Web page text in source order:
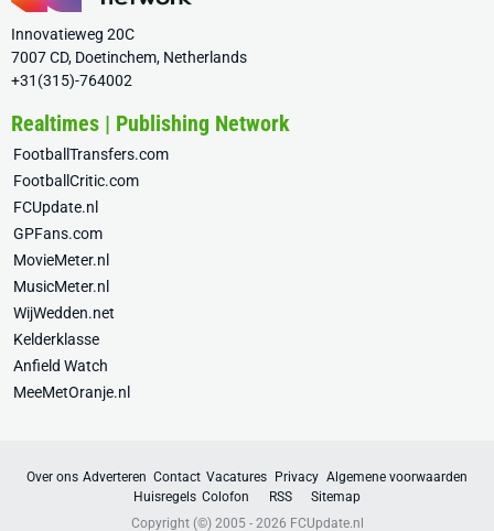
Innovatieweg 20C
7007 CD, Doetinchem, Netherlands
+31(315)-764002
Realtimes | Publishing Network
FootballTransfers.com
FootballCritic.com
FCUpdate.nl
GPFans.com
MovieMeter.nl
MusicMeter.nl
WijWedden.net
Kelderklasse
Anfield Watch
MeeMetOranje.nl
Over ons Adverteren Contact Vacatures Privacy Algemene voorwaarden
Huisregels Colofon RSS
Sitemap
Copyright (©) 2005 - 2026 FCUpdate.nl